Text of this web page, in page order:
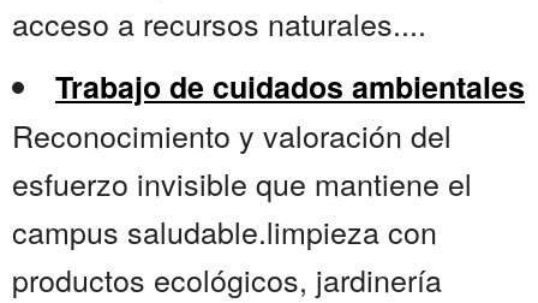
acceso a recursos naturales....
Trabajo de cuidados ambientales
Reconocimiento y valoración del
esfuerzo invisible que mantiene el
campus saludable.limpieza con
productos ecológicos, jardinería